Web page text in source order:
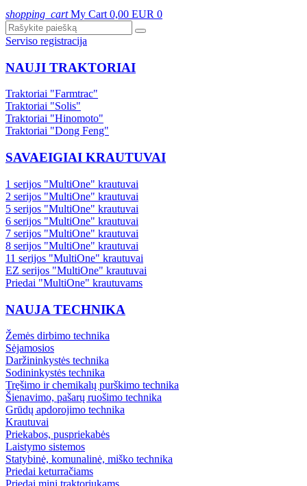
shopping_cart My Cart 0,00 EUR 0
Serviso registracija
NAUJI TRAKTORIAI
Traktoriai "Farmtrac"
Traktoriai "Solis"
Traktoriai "Hinomoto"
Traktoriai "Dong Feng"
SAVAEIGIAI KRAUTUVAI
1 serijos "MultiOne" krautuvai
2 serijos "MultiOne" krautuvai
5 serijos "MultiOne" krautuvai
6 serijos "MultiOne" krautuvai
7 serijos "MultiOne" krautuvai
8 serijos "MultiOne" krautuvai
11 serijos "MultiOne" krautuvai
EZ serijos "MultiOne" krautuvai
Priedai "MultiOne" krautuvams
NAUJA TECHNIKA
Žemės dirbimo technika
Sėjamosios
Daržininkystės technika
Sodininkystės technika
Tręšimo ir chemikalų purškimo technika
Šienavimo, pašarų ruošimo technika
Grūdų apdorojimo technika
Krautuvai
Priekabos, puspriekabės
Laistymo sistemos
Statybinė, komunalinė, miško technika
Priedai keturračiams